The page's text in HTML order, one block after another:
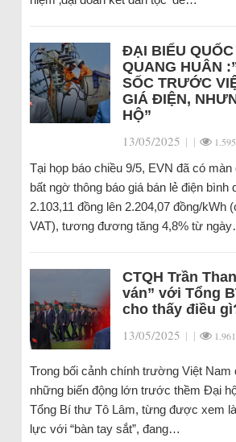
ĐẠI BIỂU
QUANG HUÂN
SỐC TRƯỚC
GIÁ ĐIỆN,
HỘ”
13/05/2025 | | 1.595
Tại họp báo chiều 9/5, EVN đã có màn
bất ngờ thông báo giá bán lẻ điện bình
2.103,11 đồng lên 2.204,07 đồng/kWh
VAT), tương đương tăng 4,8% từ
CTQH Trần
ván” với Tổng
cho thấy điều
13/05/2025 | | 1.961
Trong bối cảnh chính trường Việt Nam
những biến động lớn trước thềm Đại
Tổng Bí thư Tô Lâm, từng được xem
lực với “bàn tay sắt”, đang…